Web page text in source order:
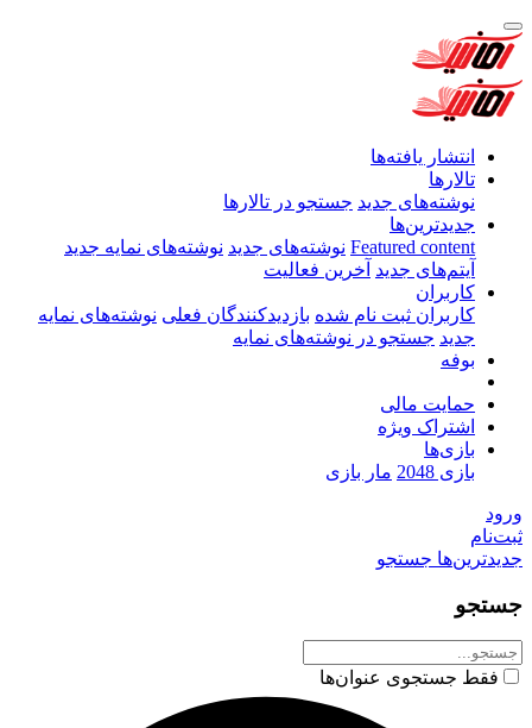
انتشار یافته‌ها
تالارها
نوشته‌های جدید جستجو در تالارها
جدیدترین‌ها
Featured content نوشته‌های جدید نوشته‌های نمایه جدید
آیتم‌های جدید آخرین فعالیت
کاربران
کاربران ثبت نام شده بازدیدکنندگان فعلی نوشته‌های نمایه
جدید جستجو در نوشته‌های نمایه
بوفه
حمایت مالی
اشتراک ویژه
بازی‌ها
بازی 2048
مار بازی
ورود
ثبت‌نام
جدیدترین‌ها جستجو
جستجو
فقط جستجوی عنوان‌ها